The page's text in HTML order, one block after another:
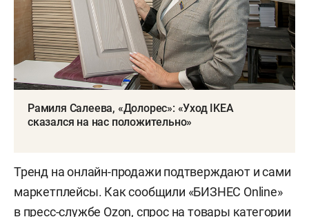
Рамиля Салеева, «Долорес»: «Уход IKEA
сказался на нас положительно»
Тренд на онлайн-продажи подтверждают и сами
маркетплейсы. Как сообщили «БИЗНЕС Online»
в пресс-службе Ozon, спрос на товары категории